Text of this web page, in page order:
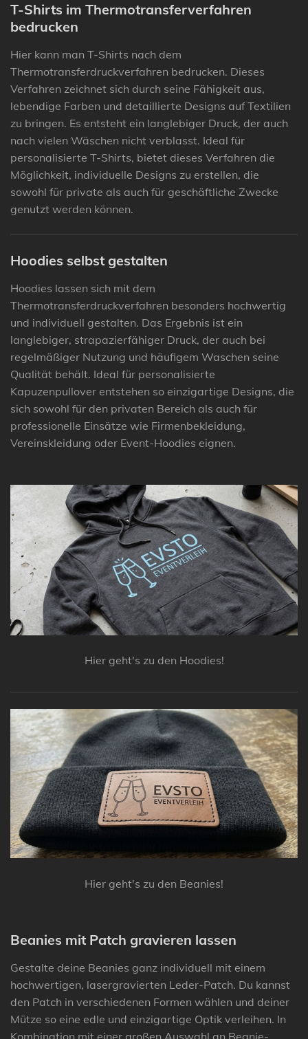
T-Shirts im Thermotransferverfahren
bedrucken
Hier kann man T-Shirts nach dem
Thermotransferdruckverfahren bedrucken. Dieses
Verfahren zeichnet sich durch seine Fähigkeit aus,
lebendige Farben und detaillierte Designs auf Textilien
zu bringen. Es entsteht ein langlebiger Druck, der auch
nach vielen Wäschen nicht verblasst. Ideal für
personalisierte T-Shirts, bietet dieses Verfahren die
Möglichkeit, individuelle Designs zu erstellen, die
sowohl für private als auch für geschäftliche Zwecke
genutzt werden können.
Hoodies selbst gestalten
Hoodies lassen sich mit dem
Thermotransferdruckverfahren besonders hochwertig
und individuell gestalten. Das Ergebnis ist ein
langlebiger, strapazierfähiger Druck, der auch bei
regelmäßiger Nutzung und häufigem Waschen seine
Qualität behält. Ideal für personalisierte
Kapuzenpullover entstehen so einzigartige Designs, die
sich sowohl für den privaten Bereich als auch für
professionelle Einsätze wie Firmenbekleidung,
Vereinskleidung oder Event-Hoodies eignen.
Hier geht's zu den Hoodies!
Hier geht's zu den Beanies!
Beanies mit Patch gravieren lassen
Gestalte deine Beanies ganz individuell mit einem
hochwertigen, lasergravierten Leder-Patch. Du kannst
den Patch in verschiedenen Formen wählen und deiner
Mütze so eine edle und einzigartige Optik verleihen. In